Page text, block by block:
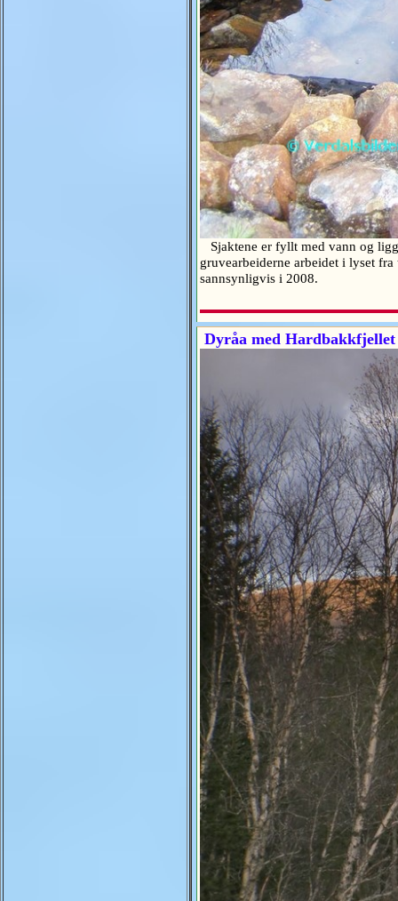
Sjaktene er fyllt med vann og
gruvearbeiderne arbeidet i lyset
sannsynligvis i 2008.
Dyråa med